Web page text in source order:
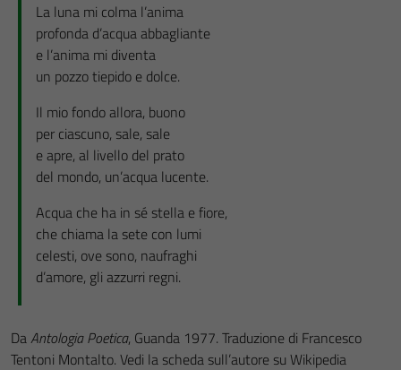
La luna mi colma l’anima
profonda d’acqua abbagliante
e l’anima mi diventa
un pozzo tiepido e dolce.
Il mio fondo allora, buono
per ciascuno, sale, sale
e apre, al livello del prato
del mondo, un’acqua lucente.
Acqua che ha in sé stella e fiore,
che chiama la sete con lumi
celesti, ove sono, naufraghi
d’amore, gli azzurri regni.
DaAntologia Poetica, Guanda 1977. Traduzione di Francesco
Tentoni Montalto. Vedi la scheda sull’autore su Wikipedia